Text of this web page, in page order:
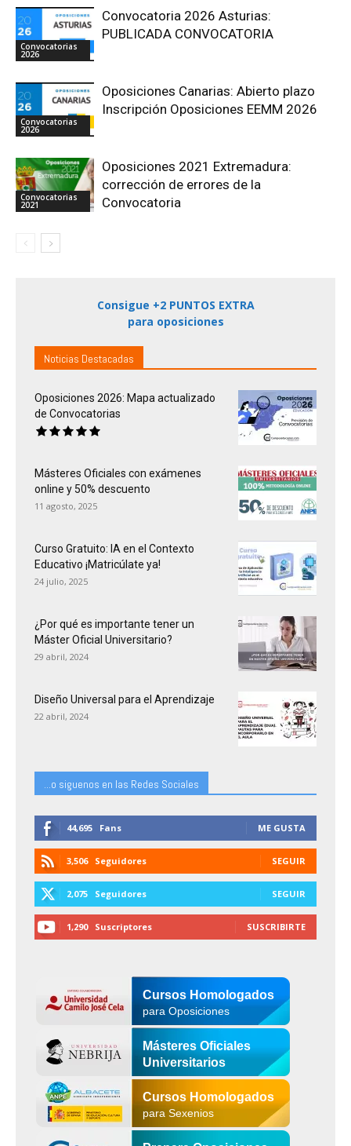
Convocatorias
2026
Convocatoria 2026 Asturias:
PUBLICADA CONVOCATORIA
Convocatorias
2026
Oposiciones Canarias: Abierto plazo
Inscripción Oposiciones EEMM 2026
Convocatorias
2021
Oposiciones 2021 Extremadura:
corrección de errores de la
Convocatoria
Consigue +2 PUNTOS EXTRA
para oposiciones
Noticias Destacadas
Oposiciones 2026: Mapa actualizado
de Convocatorias
Másteres Oficiales con exámenes
online y 50% descuento
11 agosto, 2025
Curso Gratuito: IA en el Contexto
Educativo ¡Matricúlate ya!
24 julio, 2025
¿Por qué es importante tener un
Máster Oficial Universitario?
29 abril, 2024
Diseño Universal para el Aprendizaje
22 abril, 2024
...o siguenos en las Redes Sociales
44,695 Fans ME GUSTA
3,506 Seguidores SEGUIR
2,075 Seguidores SEGUIR
1,290 Suscriptores SUSCRIBIRTE
Cursos Homologados
para Oposiciones
Másteres Oficiales
Universitarios
Cursos Homologados
para Sexenios